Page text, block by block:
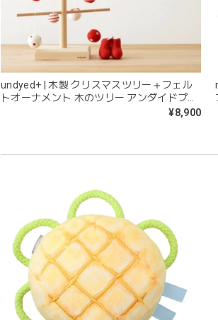
kawaii&born | くまちゃん 歯固
moca
2026/04/24
耳の部分が咥えやすいようでよく遊んでい
gray
2026/03/26
グレーを購入しました！手持ちのビブより
blanco | blanket clip ブランケ
02.oatmeal（L）
2026/02/21
undyed+ | 木製 クリスマスツリー＋フェル
トオーナメント 木のツリー アンダイドプラ
¥8,900